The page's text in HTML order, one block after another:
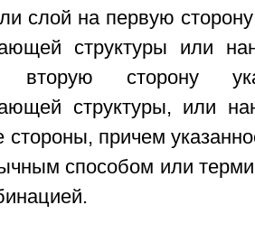
слой на первую
структуры или
сторону
структуры, или
стороны, причем
способом или